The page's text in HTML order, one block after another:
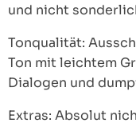
und nicht
Tonqualität:
Ton mit leichtem
Dialogen und
Extras: Absolut